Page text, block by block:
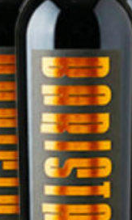
11 hệ tầng đất
chất còn lớn hơn
gồm:
hợp cho các giống
rượu vang có cấu
hỗ trợ cây nho phát
bố ở các thung lũng
canh tác đa dạng.
nên nhiều phong